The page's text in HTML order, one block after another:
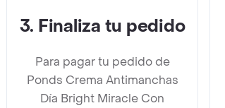
3. Finaliza tu pedido
Para pagar tu pedido de
Ponds Crema Antimanchas
Día Bright Miracle Con